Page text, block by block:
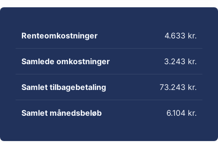
Renteomkostninger 4.633 kr.
Samlede omkostninger 3.243 kr.
Samlet tilbagebetaling 73.243 kr.
Samlet månedsbeløb 6.104 kr.